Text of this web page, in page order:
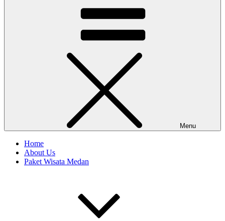
Menu
Home
About Us
Paket Wisata Medan